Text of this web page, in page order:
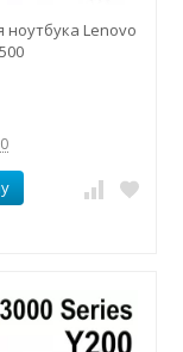
ноутбука Lenovo
0